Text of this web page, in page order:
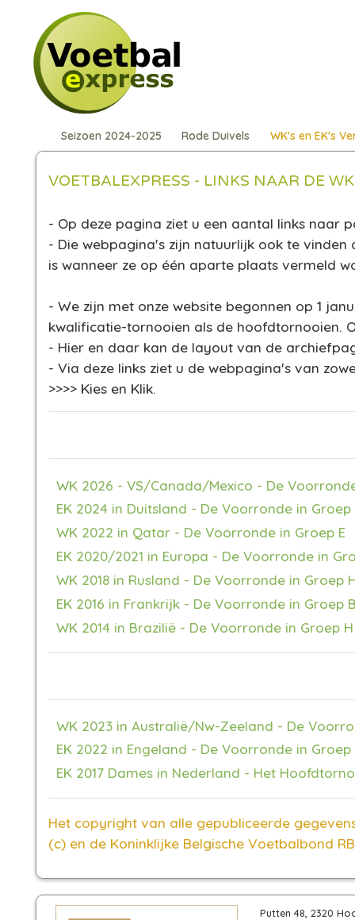
Seizoen 2024-2025 Rode Duivels WK's en EK's
VOETBALEXPRESS - LINKS NAAR DE
- Op deze pagina ziet u een aantal links naar
- Die webpagina's zijn natuurlijk ook te
is wanneer ze op één aparte plaats vermeld
- We zijn met onze website begonnen op 1
kwalificatie-tornooien als de hoofdtornooien.
- Hier en daar kan de layout van de
- Via deze links ziet u de webpagina's van
>>>> Kies en Klik.
WK 2026 - VS/Canada/Mexico - De
EK 2024 in Duitsland - De Voorronde in Groep
WK 2022 in Qatar - De Voorronde in Groep E
EK 2020/2021 in Europa - De Voorronde in
WK 2018 in Rusland - De Voorronde in Groep
EK 2016 in Frankrijk - De Voorronde in Groep
WK 2014 in Brazilië - De Voorronde in Groep H
WK 2023 in Australië/Nw-Zeeland - De
EK 2022 in Engeland - De Voorronde in Groep
EK 2017 Dames in Nederland - Het
Het copyright van alle gepubliceerde
(c) en de Koninklijke Belgische Voetbalbond
Putten 48, 2320